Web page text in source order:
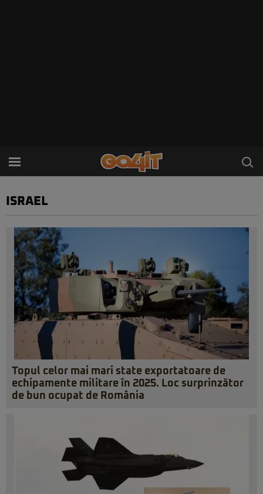
ISRAEL
Topul celor mai mari state exportatoare de
echipamente militare în 2025. Loc surprinzător
de bun ocupat de România